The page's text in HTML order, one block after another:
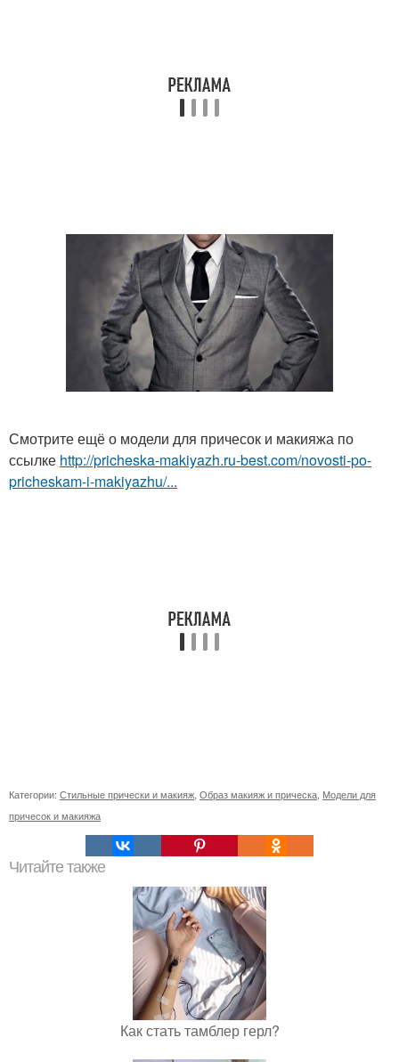
Смотрите ещё о модели для причесок и макияжа по
ссылке http://pricheska-makiyazh.ru-best.com/novosti-po-
pricheskam-i-makiyazhu/...
Категории: Стильные прически и макияж Образ макияж и прическа Модели для
причесок и макияжа
Читайте также
Как стать тамблер герл?